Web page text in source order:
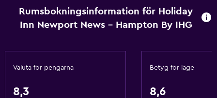
Rumsbokningsinformation för Holiday
Inn Newport News - Hampton By IHG
Valuta för pengarna
8,3
Betyg för läge
8,6